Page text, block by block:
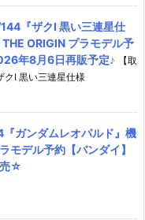
『ザクI 黒い三連星仕
ORIGIN プラモデル予
年8月6日再販予定♪
【取
クI 黒い三連星仕様
『ガンダムレオパルド』機
モデル予約【バンダイ】
☆